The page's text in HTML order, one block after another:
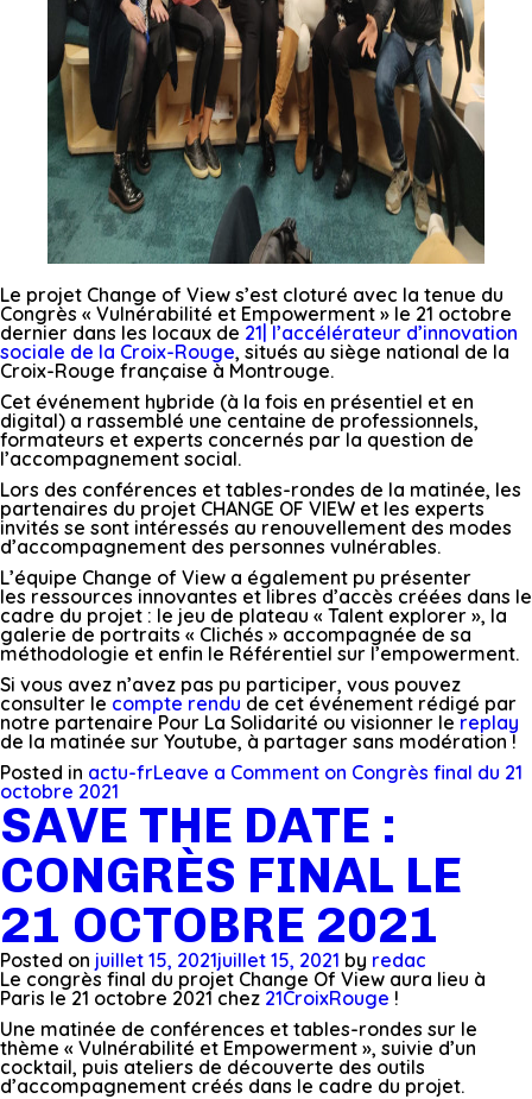
Le projet Change of View s’est cloturé avec la tenue du
Congrès « Vulnérabilité et Empowerment » le 21 octobre
dernier dans les locaux de 21| l’accélérateur d’innovation
sociale de la Croix-Rouge, situés au siège national de la
Croix-Rouge française à Montrouge.
Cet événement hybride (à la fois en présentiel et en
digital) a rassemblé une centaine de professionnels,
formateurs et experts concernés par la question de
l’accompagnement social.
Lors des conférences et tables-rondes de la matinée, les
partenaires du projet CHANGE OF VIEW et les experts
invités se sont intéressés au renouvellement des modes
d’accompagnement des personnes vulnérables.
L’équipe Change of View a également pu présenter
les ressources innovantes et libres d’accès créées dans le
cadre du projet : le jeu de plateau « Talent explorer », la
galerie de portraits « Clichés » accompagnée de sa
méthodologie et enfin le Référentiel sur l’empowerment.
Si vous avez n’avez pas pu participer, vous pouvez
consulter le compte rendu de cet événement rédigé par
notre partenaire Pour La Solidarité ou visionner le replay
de la matinée sur Youtube, à partager sans modération !
Posted in actu-frLeave a Comment on Congrès final du 21
octobre 2021
SAVE THE DATE :
CONGRÈS FINAL LE
21 OCTOBRE 2021
Posted on juillet 15, 2021juillet 15, 2021 by redac
Le congrès final du projet Change Of View aura lieu à
Paris le 21 octobre 2021 chez 21CroixRouge !
Une matinée de conférences et tables-rondes sur le
thème « Vulnérabilité et Empowerment », suivie d’un
cocktail, puis ateliers de découverte des outils
d’accompagnement créés dans le cadre du projet.